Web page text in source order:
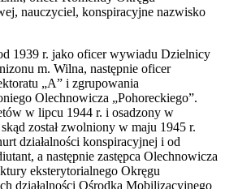
nauczyciel, konspiracyjne nazwisko
1939 r. jako oficer wywiadu Dzielnicy
m. Wilna, następnie oficer
„A” i zgrupowania
Olechnowicza „Pohoreckiego”.
w lipcu 1944 r. i osadzony w
został zwolniony w maju 1945 r.
działalności konspiracyjnej i od
a następnie zastępca Olechnowicza
eksterytorialnego Okręgu
działalności Ośrodka Mobilizacyjnego